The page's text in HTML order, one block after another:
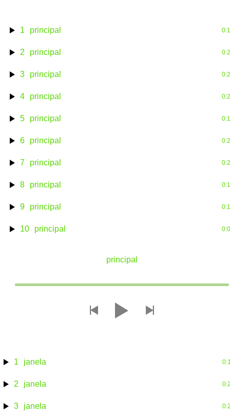
1 principal
2 principal
3 principal
4 principal
5 principal
6 principal
7 principal
8 principal
9 principal
10 principal
principal
1 janela
2 janela
3 janela